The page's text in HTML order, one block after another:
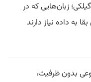
زبان‌هایی که در
داده نیاز دارند
بدون ظرفیت،